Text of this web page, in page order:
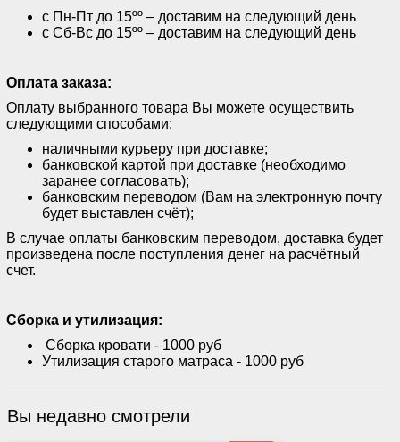
с Пн-Пт до 15ºº – доставим на следующий день
с Сб-Вс до 15ºº – доставим на следующий день
Оплата заказа:
Оплату выбранного товара Вы можете осуществить
следующими способами:
наличными курьеру при доставке;
банковской картой при доставке (необходимо
заранее согласовать);
банковским переводом (Вам на электронную почту
будет выставлен счёт);
В случае оплаты банковским переводом, доставка будет
произведена после поступления денег на расчётный
счет.
Сборка и утилизация:
Сборка кровати - 1000 руб
Утилизация старого матраса - 1000 руб
Вы недавно смотрели